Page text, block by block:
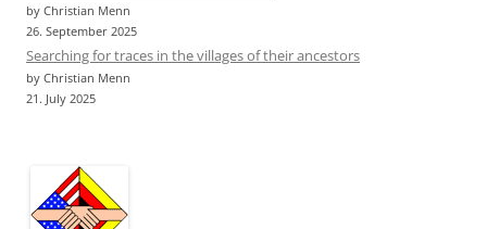
by Christian Menn
26. September 2025
Searching for traces in the villages of their ancestors
by Christian Menn
21. July 2025